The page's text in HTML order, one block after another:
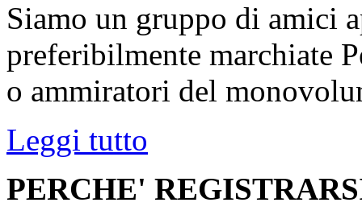
Siamo un gruppo di amici
preferibilmente marchiate
o ammiratori del
Leggi tutto
PERCHE'